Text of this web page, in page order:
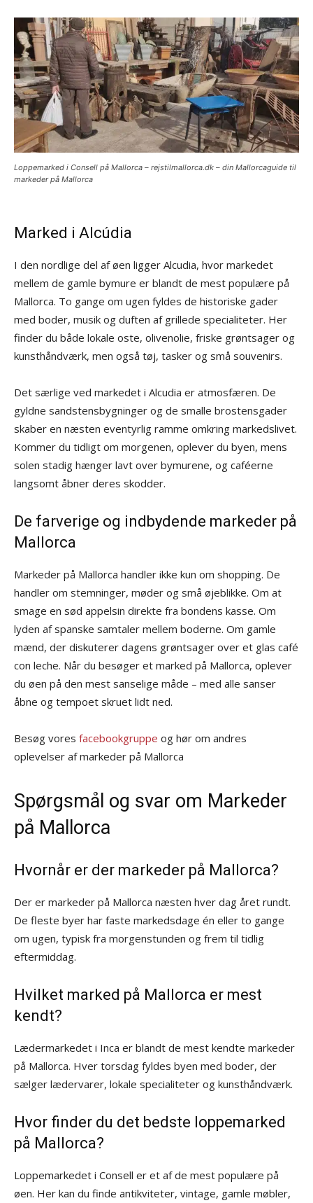
Loppemarked i Consell på Mallorca – rejstilmallorca.dk – din Mallorcaguide til
markeder på Mallorca
Marked i Alcúdia
I den nordlige del af øen ligger Alcudia, hvor markedet
mellem de gamle bymure er blandt de mest populære på
Mallorca. To gange om ugen fyldes de historiske gader
med boder, musik og duften af grillede specialiteter. Her
finder du både lokale oste, olivenolie, friske grøntsager og
kunsthåndværk, men også tøj, tasker og små souvenirs.
Det særlige ved markedet i Alcudia er atmosfæren. De
gyldne sandstensbygninger og de smalle brostensgader
skaber en næsten eventyrlig ramme omkring markedslivet.
Kommer du tidligt om morgenen, oplever du byen, mens
solen stadig hænger lavt over bymurene, og caféerne
langsomt åbner deres skodder.
De farverige og indbydende markeder på
Mallorca
Markeder på Mallorca handler ikke kun om shopping. De
handler om stemninger, møder og små øjeblikke. Om at
smage en sød appelsin direkte fra bondens kasse. Om
lyden af spanske samtaler mellem boderne. Om gamle
mænd, der diskuterer dagens grøntsager over et glas café
con leche. Når du besøger et marked på Mallorca, oplever
du øen på den mest sanselige måde – med alle sanser
åbne og tempoet skruet lidt ned.
Besøg vores facebookgruppe og hør om andres
oplevelser af markeder på Mallorca
Spørgsmål og svar om Markeder
på Mallorca
Hvornår er der markeder på Mallorca?
Der er markeder på Mallorca næsten hver dag året rundt.
De fleste byer har faste markedsdage én eller to gange
om ugen, typisk fra morgenstunden og frem til tidlig
eftermiddag.
Hvilket marked på Mallorca er mest
kendt?
Lædermarkedet i Inca er blandt de mest kendte markeder
på Mallorca. Hver torsdag fyldes byen med boder, der
sælger lædervarer, lokale specialiteter og kunsthåndværk.
Hvor finder du det bedste loppemarked
på Mallorca?
Loppemarkedet i Consell er et af de mest populære på
øen. Her kan du finde antikviteter, vintage, gamle møbler,